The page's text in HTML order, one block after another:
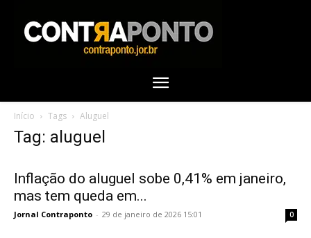
Início Tags Aluguel
Tag: aluguel
Inflação do aluguel sobe 0,41% em janeiro,
mas tem queda em...
Jornal Contraponto - 29 de janeiro de 2026 15:01 0